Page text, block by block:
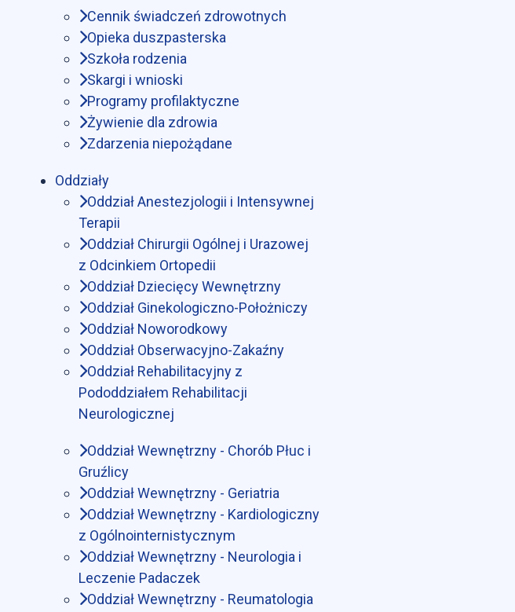
Cennik świadczeń zdrowotnych
Opieka duszpasterska
Szkoła rodzenia
Skargi i wnioski
Programy profilaktyczne
Żywienie dla zdrowia
Zdarzenia niepożądane
Oddziały
Oddział Anestezjologii i Intensywnej
Terapii
Oddział Chirurgii Ogólnej i Urazowej
z Odcinkiem Ortopedii
Oddział Dziecięcy Wewnętrzny
Oddział Ginekologiczno-Położniczy
Oddział Noworodkowy
Oddział Obserwacyjno-Zakaźny
Oddział Rehabilitacyjny z
Pododdziałem Rehabilitacji
Neurologicznej
Oddział Wewnętrzny - Chorób Płuc i
Gruźlicy
Oddział Wewnętrzny - Geriatria
Oddział Wewnętrzny - Kardiologiczny
z Ogólnointernistycznym
Oddział Wewnętrzny - Neurologia i
Leczenie Padaczek
Oddział Wewnętrzny - Reumatologia